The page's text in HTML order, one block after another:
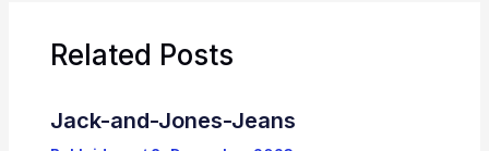
Related Posts
Jack-and-Jones-Jeans